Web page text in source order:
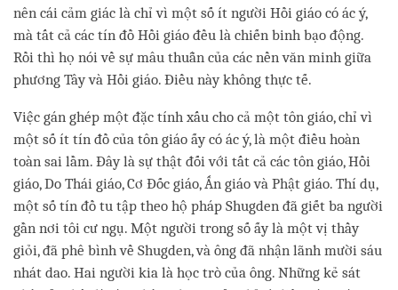
nên cái cảm giác là chỉ vì một số ít người Hồi giáo có ác ý,
mà tất cả các tín đồ Hồi giáo đều là chiến binh bạo động.
Rồi thì họ nói về sự mâu thuẫn của các nền văn minh giữa
phương Tây và Hồi giáo. Điều này không thực tế.
Việc gán ghép một đặc tính xấu cho cả một tôn giáo, chỉ vì
một số ít tín đồ của tôn giáo ấy có ác ý, là một điều hoàn
toàn sai lầm. Đây là sự thật đối với tất cả các tôn giáo, Hồi
giáo, Do Thái giáo, Cơ Đốc giáo, Ấn giáo và Phật giáo. Thí dụ,
một số tín đồ tu tập theo hộ pháp Shugden đã giết ba người
gần nơi tôi cư ngụ. Một người trong số ấy là một vị thầy
giỏi, đã phê bình về Shugden, và ông đã nhận lãnh mười sáu
nhát dao. Hai người kia là học trò của ông. Những kẻ sát